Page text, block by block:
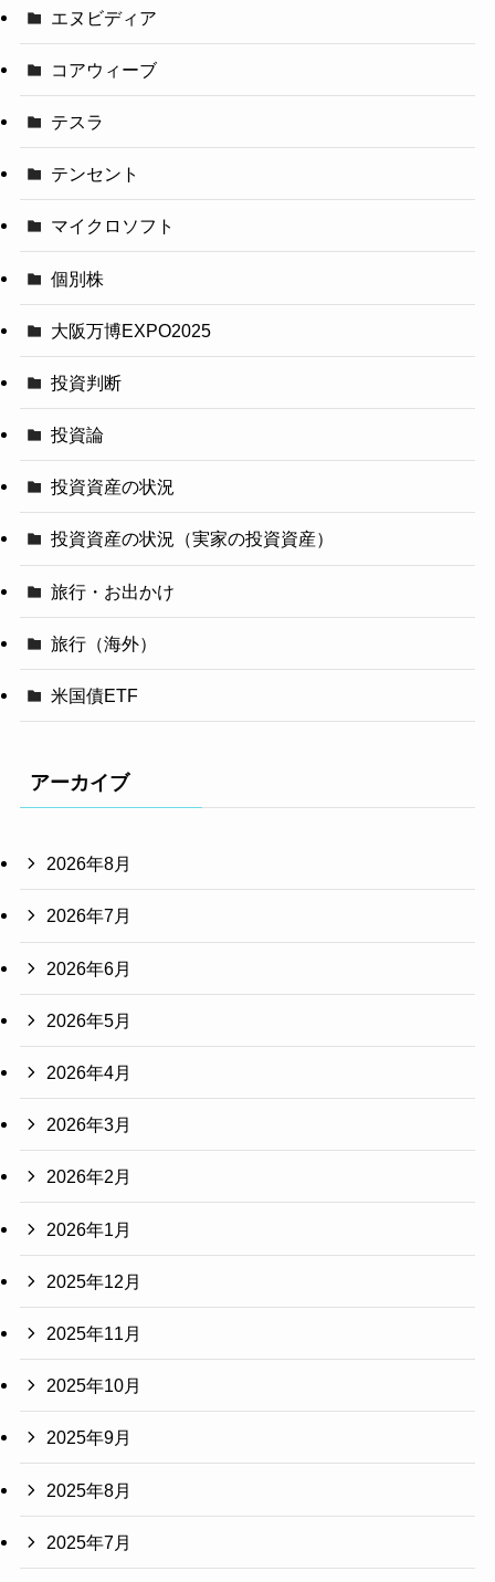
エヌビディア
コアウィーブ
テスラ
テンセント
マイクロソフト
個別株
大阪万博EXPO2025
投資判断
投資論
投資資産の状況
投資資産の状況（実家の投資資産）
旅行・お出かけ
旅行（海外）
米国債ETF
アーカイブ
2026年8月
2026年7月
2026年6月
2026年5月
2026年4月
2026年3月
2026年2月
2026年1月
2025年12月
2025年11月
2025年10月
2025年9月
2025年8月
2025年7月